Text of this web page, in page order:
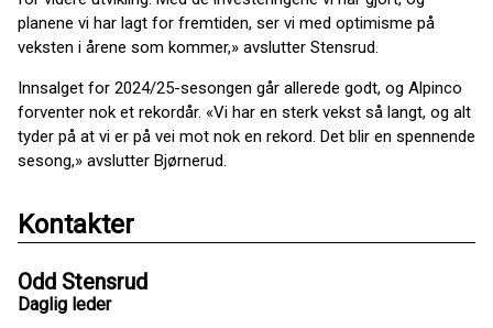
planene vi har lagt for fremtiden, ser vi med optimisme på
veksten i årene som kommer,» avslutter Stensrud.
Innsalget for 2024/25-sesongen går allerede godt, og Alpinco
forventer nok et rekordår. «Vi har en sterk vekst så langt, og alt
tyder på at vi er på vei mot nok en rekord. Det blir en spennende
sesong,» avslutter Bjørnerud.
Kontakter
Odd Stensrud
Daglig leder